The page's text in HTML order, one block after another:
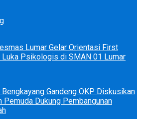
Lumar Gelar Orientasi First
Luka Psikologis di SMAN 01 Lumar
Bengkayang Gandeng OKP Diskusikan
Pemuda Dukung Pembangunan